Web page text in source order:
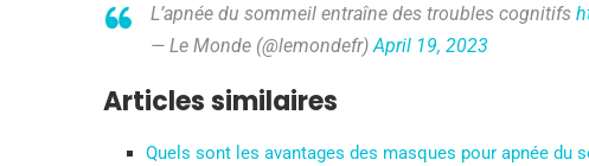
L’apnée du sommeil entraîne des troubles cognitifs
— Le Monde (@lemondefr)April 19, 2023
Articles similaires
Quels sont les avantages des masques pour apnée du